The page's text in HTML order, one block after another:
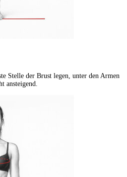
Stelle der Brust legen, unter den Armen
ansteigend.